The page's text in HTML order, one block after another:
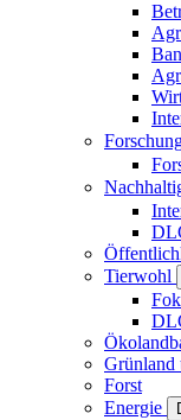
Tierwohl
Grünland
Forst
Energie